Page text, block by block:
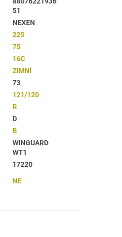
51
NEXEN
225
75
16C
ZIMNÍ
73
121/120
R
D
B
WINGUARD
WT1
17220
NE